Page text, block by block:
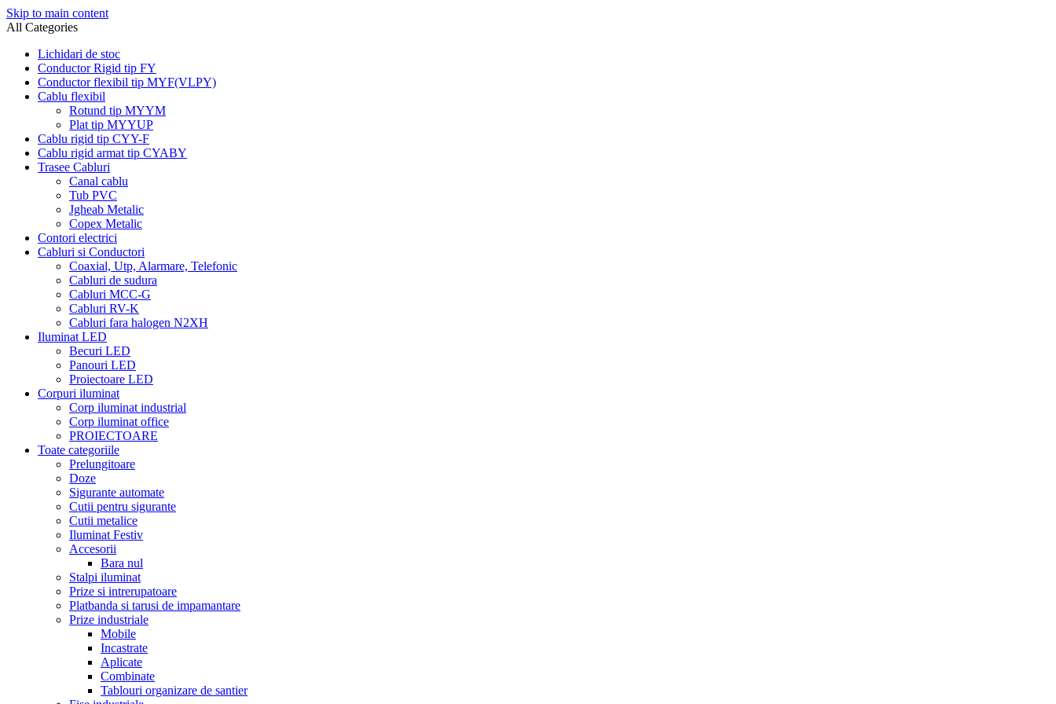
Skip to main content
All Categories
Lichidari de stoc
Conductor Rigid tip FY
Conductor flexibil tip MYF(VLPY)
Cablu flexibil
Rotund tip MYYM
Plat tip MYYUP
Cablu rigid tip CYY-F
Cablu rigid armat tip CYABY
Trasee Cabluri
Canal cablu
Tub PVC
Jgheab Metalic
Copex Metalic
Contori electrici
Cabluri si Conductori
Coaxial, Utp, Alarmare, Telefonic
Cabluri de sudura
Cabluri MCC-G
Cabluri RV-K
Cabluri fara halogen N2XH
Iluminat LED
Becuri LED
Panouri LED
Proiectoare LED
Corpuri iluminat
Corp iluminat industrial
Corp iluminat office
PROIECTOARE
Toate categoriile
Prelungitoare
Doze
Sigurante automate
Cutii pentru sigurante
Cutii metalice
Iluminat Festiv
Accesorii
Bara nul
Stalpi iluminat
Prize si intrerupatoare
Platbanda si tarusi de impamantare
Prize industriale
Mobile
Incastrate
Aplicate
Combinate
Tablouri organizare de santier